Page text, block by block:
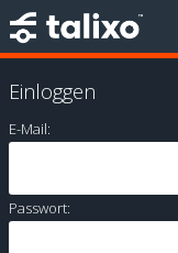
Einloggen
E-Mail:
Passwort: